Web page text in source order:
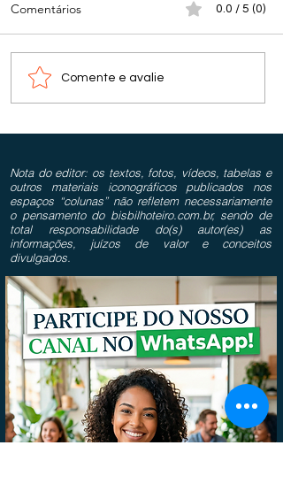
Comentários 0.0 / 5 (0)
Comente e avalie
Nota do editor: os textos, fotos, vídeos, tabelas e
outros materiais iconográficos publicados nos
espaços “colunas” não refletem necessariamente
o pensamento do bisbilhoteiro.com.br, sendo de
total responsabilidade do(s) autor(es) as
informações, juízos de valor e conceitos
divulgados.